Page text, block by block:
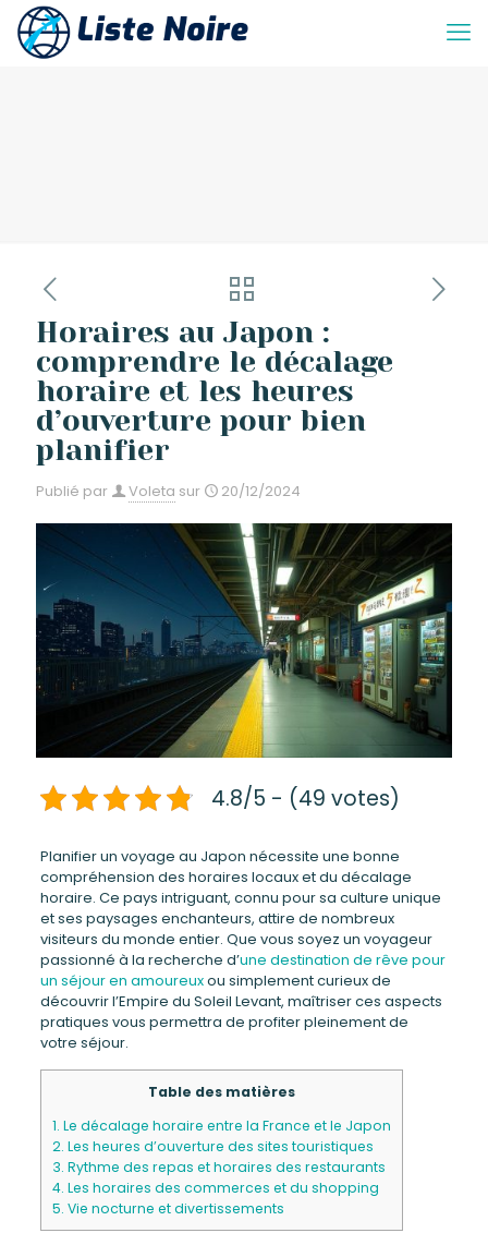
Horaires au Japon :
comprendre le décalage
horaire et les heures
d’ouverture pour bien
planifier
Publié par Voleta sur 20/12/2024
4.8/5 - (49 votes)
Planifier un voyage au Japon nécessite une bonne
compréhension des horaires locaux et du décalage
horaire. Ce pays intriguant, connu pour sa culture unique
et ses paysages enchanteurs, attire de nombreux
visiteurs du monde entier. Que vous soyez un voyageur
passionné à la recherche d’une destination de rêve pour
un séjour en amoureuxou simplement curieux de
découvrir l’Empire du Soleil Levant, maîtriser ces aspects
pratiques vous permettra de profiter pleinement de
votre séjour.
Table des matières
1. Le décalage horaire entre la France et le Japon
2. Les heures d’ouverture des sites touristiques
3. Rythme des repas et horaires des restaurants
4. Les horaires des commerces et du shopping
5. Vie nocturne et divertissements